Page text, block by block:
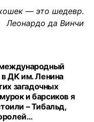
— это шедевр.
Леонардо да Винчи
в ДК им. Ленина
загадочных
и барсиков я
– Тибальд,